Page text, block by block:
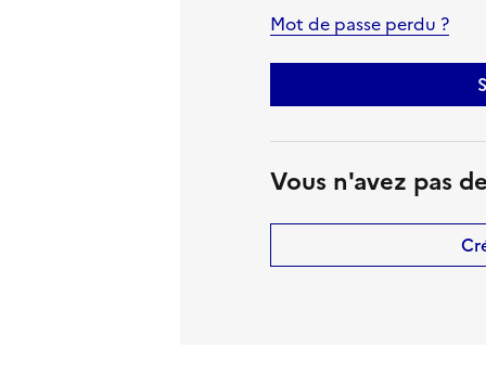
Mot de passe perdu ?
Vous n'avez pas